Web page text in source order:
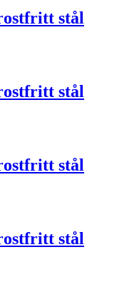
stål
stål
stål
stål